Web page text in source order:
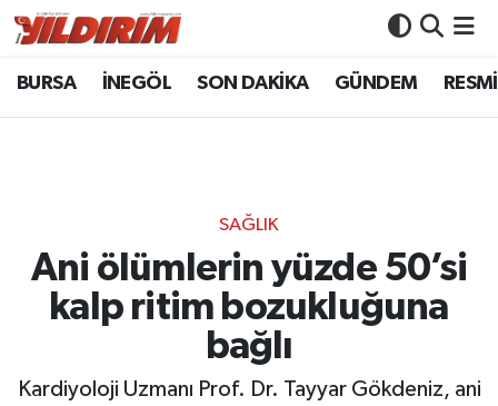
BURSA İNEGÖL SON DAKİKA GÜNDEM
SAĞLIK
Ani ölümlerin yüzde 50’si
kalp ritim bozukluğuna
bağlı
Kardiyoloji Uzmanı Prof. Dr. Tayyar Gökdeniz, ani
BURSA
GÜNDEM
RESMİ İLANLAR
Bursa Nöbetçi Eczaneler
Bursa Trafik Yoğunluk Haritası
Süper Lig Puan Durumu ve Fikstür